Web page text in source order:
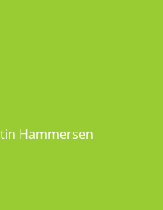
Hammersen